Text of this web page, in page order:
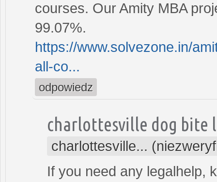
courses. Our Amity MBA
99.07%.
https://www.solvezone.in/
all-co...
odpowiedz
charlottesville dog bite
charlottesville...
If you need any legalhelp,